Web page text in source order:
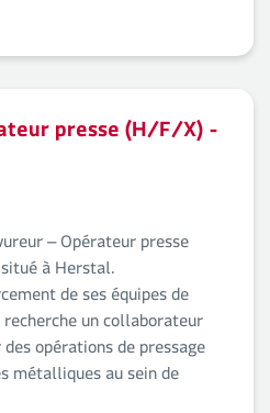
presse (H/F/X) -
– Opérateur presse
à Herstal.
de ses équipes de
un collaborateur
opérations de pressage
métalliques au sein de